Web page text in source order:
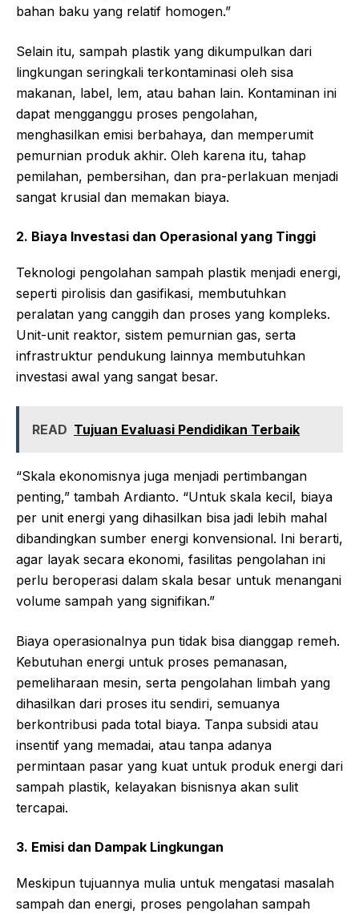
bahan baku yang relatif homogen.”
Selain itu, sampah plastik yang dikumpulkan dari
lingkungan seringkali terkontaminasi oleh sisa
makanan, label, lem, atau bahan lain. Kontaminan ini
dapat mengganggu proses pengolahan,
menghasilkan emisi berbahaya, dan memperumit
pemurnian produk akhir. Oleh karena itu, tahap
pemilahan, pembersihan, dan pra-perlakuan menjadi
sangat krusial dan memakan biaya.
2. Biaya Investasi dan Operasional yang Tinggi
Teknologi pengolahan sampah plastik menjadi energi,
seperti pirolisis dan gasifikasi, membutuhkan
peralatan yang canggih dan proses yang kompleks.
Unit-unit reaktor, sistem pemurnian gas, serta
infrastruktur pendukung lainnya membutuhkan
investasi awal yang sangat besar.
READ Tujuan Evaluasi Pendidikan Terbaik
“Skala ekonomisnya juga menjadi pertimbangan
penting,” tambah Ardianto. “Untuk skala kecil, biaya
per unit energi yang dihasilkan bisa jadi lebih mahal
dibandingkan sumber energi konvensional. Ini berarti,
agar layak secara ekonomi, fasilitas pengolahan ini
perlu beroperasi dalam skala besar untuk menangani
volume sampah yang signifikan.”
Biaya operasionalnya pun tidak bisa dianggap remeh.
Kebutuhan energi untuk proses pemanasan,
pemeliharaan mesin, serta pengolahan limbah yang
dihasilkan dari proses itu sendiri, semuanya
berkontribusi pada total biaya. Tanpa subsidi atau
insentif yang memadai, atau tanpa adanya
permintaan pasar yang kuat untuk produk energi dari
sampah plastik, kelayakan bisnisnya akan sulit
tercapai.
3. Emisi dan Dampak Lingkungan
Meskipun tujuannya mulia untuk mengatasi masalah
sampah dan energi, proses pengolahan sampah